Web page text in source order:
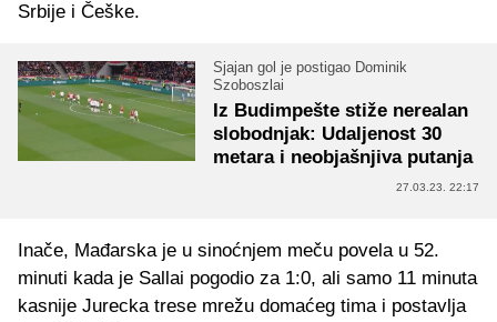
Srbije i Češke.
Sjajan gol je postigao Dominik
Szoboszlai
Iz Budimpešte stiže nerealan
slobodnjak: Udaljenost 30
metara i neobjašnjiva putanja
27.03.23. 22:17
Inače, Mađarska je u sinoćnjem meču povela u 52.
minuti kada je Sallai pogodio za 1:0, ali samo 11 minuta
kasnije Jurecka trese mrežu domaćeg tima i postavlja